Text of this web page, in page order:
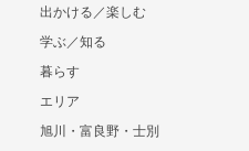
出かける／楽しむ
学ぶ／知る
暮らす
エリア
旭川・富良野・士別